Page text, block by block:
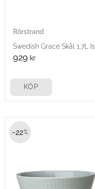
Rörstrand
Swedish Grace Skål 1,7L Is
929 kr
KÖP
22%